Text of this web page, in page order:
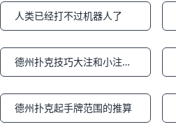
Notifications
人类已经打不过机器人了
Notifications 德州扑克技巧大注和小注之间的关系
Notifications
德州扑克起手牌范围的推算